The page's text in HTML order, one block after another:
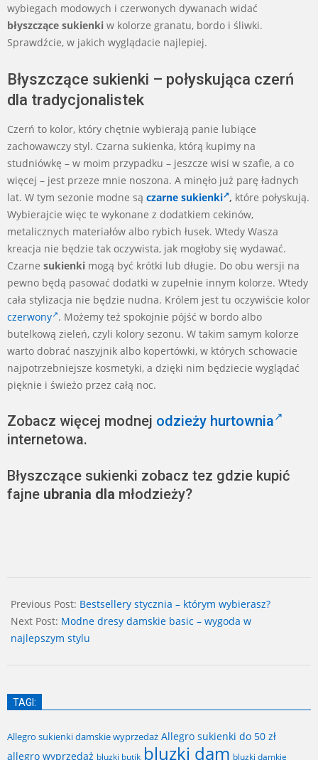
wybiegach modowych i czerwonych dywanach widać
błyszczące sukienki w kolorze granatu, bordo i śliwki.
Sprawdźcie, w jakich wyglądacie najlepiej.
Błyszczące sukienki – połyskująca czerń
dla tradycjonalistek
Czerń to kolor, który chętnie wybierają panie lubiące
zachowawczy styl. Czarna sukienka, którą kupimy na
studniówkę – w moim przypadku – jeszcze wisi w szafie, a co
więcej – jest przeze mnie noszona. A minęło już parę ładnych
lat. W tym sezonie modne są czarne sukienki , które połyskują.
Wybierajcie więc te wykonane z dodatkiem cekinów,
metalicznych materiałów albo rybich łusek. Wtedy Wasza
kreacja nie będzie tak oczywista, jak mogłoby się wydawać.
Czarne sukienki mogą być krótki lub długie. Do obu wersji na
pewno będą pasować dodatki w zupełnie innym kolorze. Wtedy
cała stylizacja nie będzie nudna. Królem jest tu oczywiście kolor
czerwony . Możemy też spokojnie pójść w bordo albo
butelkową zieleń, czyli kolory sezonu. W takim samym kolorze
warto dobrać naszyjnik albo kopertówki, w których schowacie
najpotrzebniejsze kosmetyki, a dzięki nim będziecie wyglądać
pięknie i świeżo przez całą noc.
Zobacz więcej modnej odzieży hurtownia
internetowa.
Błyszczące sukienki zobacz tez gdzie kupić
fajne ubrania dla młodzieży?
01-
26
Previous Post: Bestsellery stycznia – którym wybierasz?
Next Post: Modne dresy damskie basic – wygoda w
najlepszym stylu
TAGI:
Allegro sukienki damskie wyprzedaż Allegro sukienki do 50 zł
allegro wyprzedaż bluzki butik bluzki dam bluzki damkie